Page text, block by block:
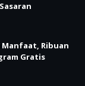
Ribuan
Gratis